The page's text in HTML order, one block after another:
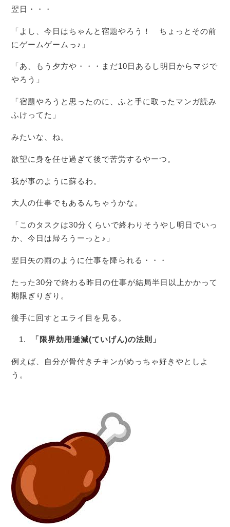
翌日・・・
「よし、今日はちゃんと宿題やろう！ ちょっとその前
にゲームゲームっ♪」
「あ、もう夕方や・・・まだ10日あるし明日からマジで
やろう」
「宿題やろうと思ったのに、ふと手に取ったマンガ読み
ふけってた」
みたいな、ね。
欲望に身を任せ過ぎて後で苦労するやーつ。
我が事のように蘇るわ。
大人の仕事でもあるんちゃうかな。
「このタスクは30分くらいで終わりそうやし明日でいっ
か、今日は帰ろうーっと♪」
翌日矢の雨のように仕事を降られる・・・
たった30分で終わる昨日の仕事が結局半日以上かかって
期限ぎりぎり。
後手に回すとエライ目を見る。
「限界効用逓減(ていげん)の法則」
例えば、自分が骨付きチキンがめっちゃ好きやとしよ
う。